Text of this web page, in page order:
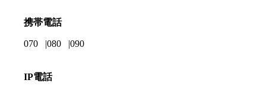
携帯電話
070 080 090
IP電話